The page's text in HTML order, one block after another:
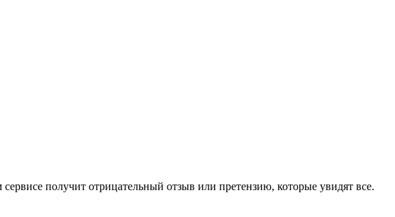
получит отрицательный отзыв или претензию, которые увидят все.